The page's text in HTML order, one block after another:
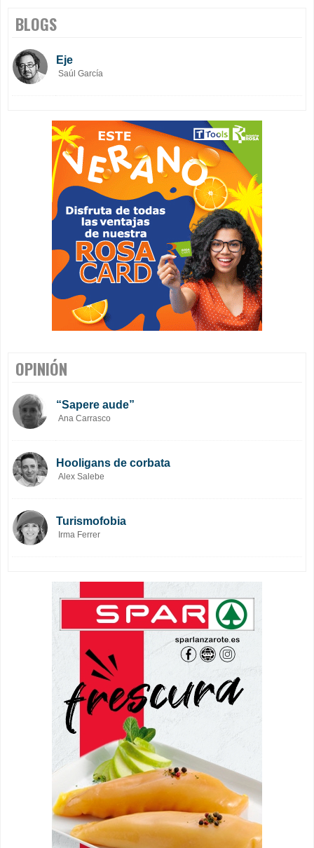
BLOGS
Eje
Saúl García
OPINIÓN
“Sapere aude”
Ana Carrasco
Hooligans de corbata
Alex Salebe
Turismofobia
Irma Ferrer